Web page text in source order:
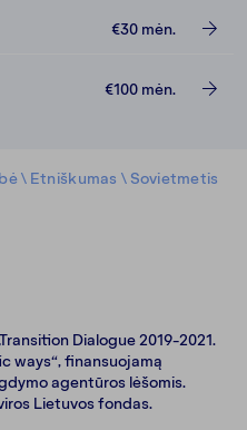
€30 mėn.
€100 mėn.
\ Etniškumas \ Sovietmetis
Dialogue 2019-2021.
ways“, finansuojamą
agentūros lėšomis.
Lietuvos fondas.